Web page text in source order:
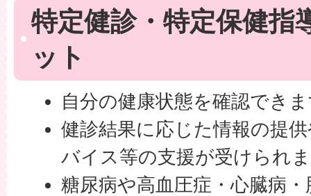
特定健診・特定保健指
ット
自分の健康状態を確認でき
健診結果に応じた情報の提
バイス等の支援が受けられ
糖尿病や高血圧症・心臓病